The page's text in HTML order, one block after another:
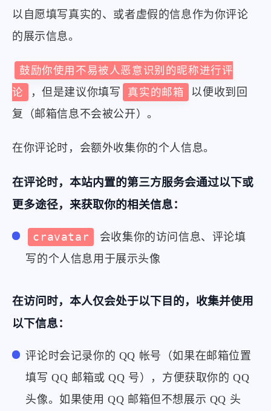
以自愿填写真实的、或者虚假的信息作为你评论
的展示信息。
鼓励你使用不易被人恶意识别的昵称进行评
论
，但是建议你填写 真实的邮箱
以便收到回
复（邮箱信息不会被公开）。
在你评论时，会额外收集你的个人信息。
在评论时，本站内置的第三方服务会通过以下或
更多途径，来获取你的相关信息：
cravatar
会收集你的访问信息、评论填
写的个人信息用于展示头像
在访问时，本人仅会处于以下目的，收集并使用
以下信息：
评论时会记录你的 QQ 帐号（如果在邮箱位置
填写 QQ 邮箱或 QQ 号），方便获取你的 QQ
头像。如果使用 QQ 邮箱但不想展示 QQ 头